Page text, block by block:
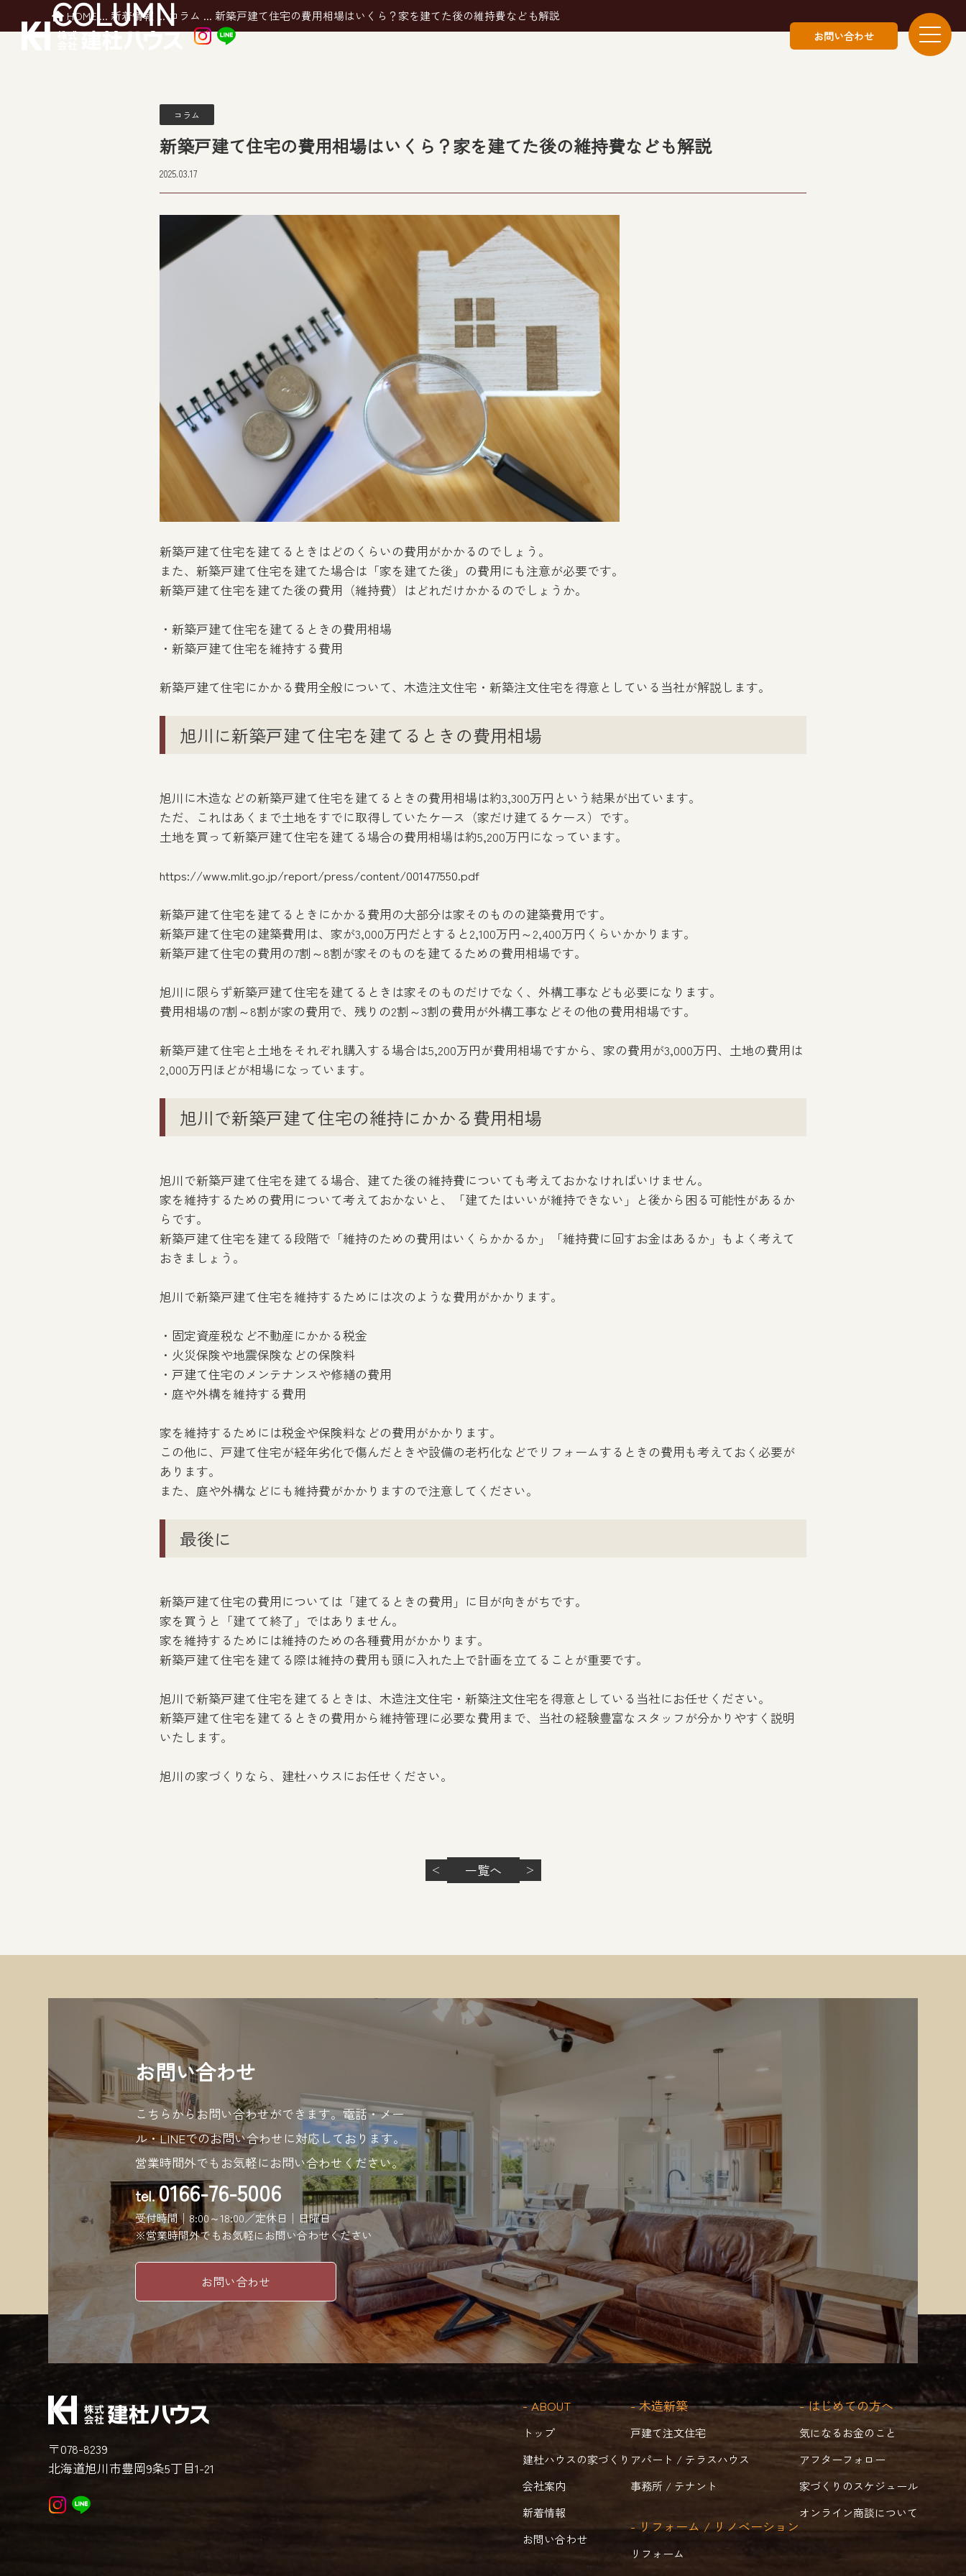
お問い合わせ
COLUMN
HOME ... 新着情報 ...コラム ... 新築戸建て住宅の費用相場はいくら？家を建てた後の維持費なども解説
コラム
新築戸建て住宅の費用相場はいくら？家を建てた後の維持費なども解説
2025.03.17
新築戸建て住宅を建てるときはどのくらいの費用がかかるのでしょう。
また、新築戸建て住宅を建てた場合は「家を建てた後」の費用にも注意が必要です。
新築戸建て住宅を建てた後の費用（維持費）はどれだけかかるのでしょうか。
・新築戸建て住宅を建てるときの費用相場
・新築戸建て住宅を維持する費用
新築戸建て住宅にかかる費用全般について、木造注文住宅・新築注文住宅を得意としている当社が解説します。
旭川に新築戸建て住宅を建てるときの費用相場
旭川に木造などの新築戸建て住宅を建てるときの費用相場は約3,300万円という結果が出ています。
ただ、これはあくまで土地をすでに取得していたケース（家だけ建てるケース）です。
土地を買って新築戸建て住宅を建てる場合の費用相場は約5,200万円になっています。
https://www.mlit.go.jp/report/press/content/001477550.pdf
新築戸建て住宅を建てるときにかかる費用の大部分は家そのものの建築費用です。
新築戸建て住宅の建築費用は、家が3,000万円だとすると2,100万円～2,400万円くらいかかります。
新築戸建て住宅の費用の7割～8割が家そのものを建てるための費用相場です。
旭川に限らず新築戸建て住宅を建てるときは家そのものだけでなく、外構工事なども必要になります。
費用相場の7割～8割が家の費用で、残りの2割～3割の費用が外構工事などその他の費用相場です。
新築戸建て住宅と土地をそれぞれ購入する場合は5,200万円が費用相場ですから、家の費用が3,000万円、土地の費用は
2,000万円ほどが相場になっています。
旭川で新築戸建て住宅の維持にかかる費用相場
旭川で新築戸建て住宅を建てる場合、建てた後の維持費についても考えておかなければいけません。
家を維持するための費用について考えておかないと、「建てたはいいが維持できない」と後から困る可能性があるか
らです。
新築戸建て住宅を建てる段階で「維持のための費用はいくらかかるか」「維持費に回すお金はあるか」もよく考えて
おきましょう。
旭川で新築戸建て住宅を維持するためには次のような費用がかかります。
・固定資産税など不動産にかかる税金
・火災保険や地震保険などの保険料
・戸建て住宅のメンテナンスや修繕の費用
・庭や外構を維持する費用
家を維持するためには税金や保険料などの費用がかかります。
この他に、戸建て住宅が経年劣化で傷んだときや設備の老朽化などでリフォームするときの費用も考えておく必要が
あります。
また、庭や外構などにも維持費がかかりますので注意してください。
最後に
新築戸建て住宅の費用については「建てるときの費用」に目が向きがちです。
家を買うと「建てて終了」ではありません。
家を維持するためには維持のための各種費用がかかります。
新築戸建て住宅を建てる際は維持の費用も頭に入れた上で計画を立てることが重要です。
旭川で新築戸建て住宅を建てるときは、木造注文住宅・新築注文住宅を得意としている当社にお任せください。
新築戸建て住宅を建てるときの費用から維持管理に必要な費用まで、当社の経験豊富なスタッフが分かりやすく説明
いたします。
旭川の家づくりなら、建杜ハウスにお任せください。
＜ 一覧へ ＞
お問い合わせ
こちらからお問い合わせができます。電話・メー
ル・LINEでのお問い合わせに対応しております。
営業時間外でもお気軽にお問い合わせください。
tel.0166-76-5006
受付時間│8:00～18:00／定休日│日曜日
※営業時間外でもお気軽にお問い合わせください
お問い合わせ
〒078-8239
北海道旭川市豊岡9条5丁目1-21
- ABOUT
トップ
建杜ハウスの家づくり
会社案内
新着情報
お問い合わせ
- 木造新築
戸建て注文住宅
アパート / テラスハウス
事務所 / テナント
- リフォーム / リノベーション
リフォーム
- はじめての方へ
気になるお金のこと
アフターフォロー
家づくりのスケジュール
オンライン商談について